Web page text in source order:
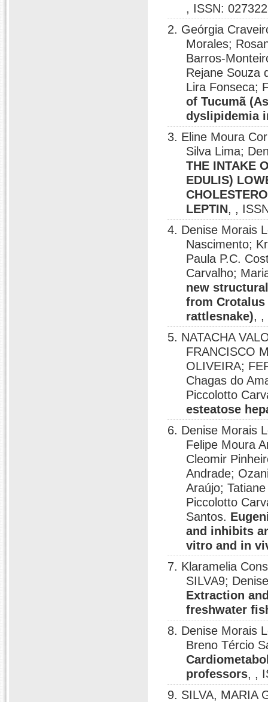
, ISSN:
2. Geórgia
Morales;
Barros-
Rejane Souza
Lira Fonseca;
of Tucumã
dyslipidemia
3. Eline Moura
Silva Lima;
THE INTAKE
EDULIS)
LEPTIN, ,
4. Denise Morais
Nascimento;
Paula P.C.
Carvalho;
new
from Crotalus
rattlesnake), ,
5. NATACHA
FRANCISCO
OLIVEIRA;
Chagas do
Piccolotto
esteatose
6. Denise Morais
Felipe Moura
Cleomir
Andrade;
Araújo;
Piccolotto
Santos.
and inhibits
vitro and in
7. Klaramelia
SILVA9;
Extraction
freshwater
8. Denise Morais
Breno Tércio
professors, ,
9. SILVA, MARIA